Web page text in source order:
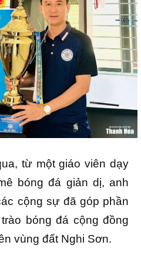
từ một giáo viên dạy
bóng đá giản dị, anh
cộng sự đã góp phần
bóng đá cộng đồng
vùng đất Nghi Sơn.